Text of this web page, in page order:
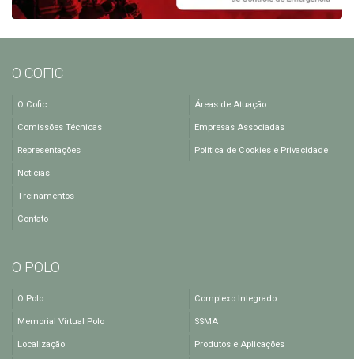
O COFIC
O Cofic
Comissões Técnicas
Representações
Áreas de Atuação
Empresas Associadas
Política de Cookies e Privacidade
Notícias
Treinamentos
Contato
O POLO
O Polo
Memorial Virtual Polo
Localização
Complexo Integrado
SSMA
Produtos e Aplicações